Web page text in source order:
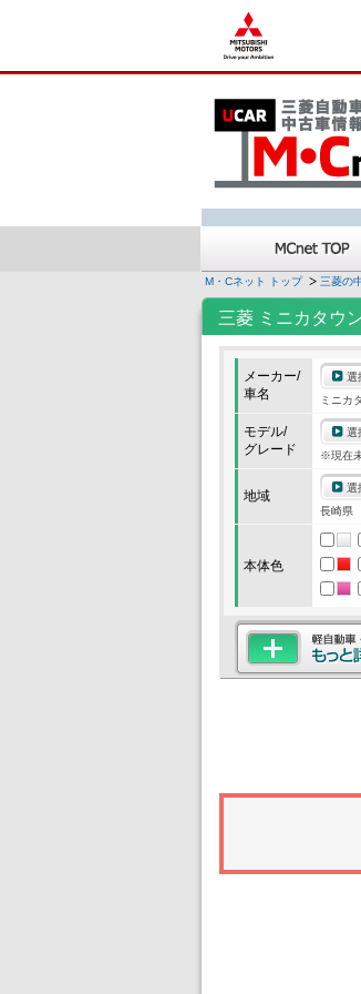
M・Cネット トップ 三菱の
三菱 ミニカタウ
メーカー/
車名
選
ミニカ
モデル/
グレード
選
※現在
地域
選
長崎県
本体色